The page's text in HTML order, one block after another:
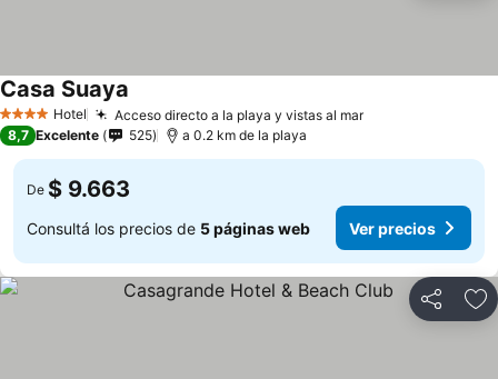
4 EstrellasHotel Acceso directo a la playa y vistas al mar
Casa Suaya
8,7 Excelente 525 a 0.2 km de la playa
De $ 9.663
Consultá los precios de 5 páginas web Ver precios
Compartir